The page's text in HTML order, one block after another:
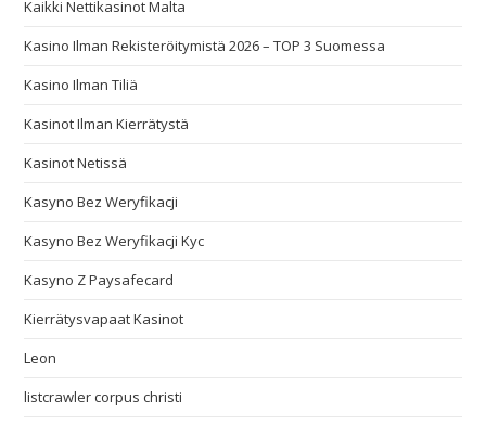
Kaikki Nettikasinot Malta
Kasino Ilman Rekisteröitymistä 2026 – TOP 3 Suomessa
Kasino Ilman Tiliä
Kasinot Ilman Kierrätystä
Kasinot Netissä
Kasyno Bez Weryfikacji
Kasyno Bez Weryfikacji Kyc
Kasyno Z Paysafecard
Kierrätysvapaat Kasinot
Leon
listcrawler corpus christi